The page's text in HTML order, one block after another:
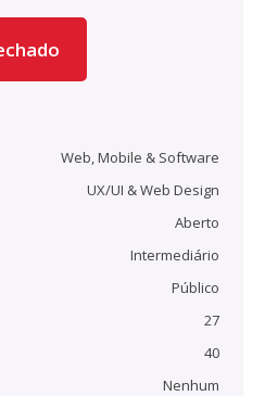
Web, Mobile & Software
UX/UI & Web Design
Aberto
Intermediário
Público
27
40
Nenhum